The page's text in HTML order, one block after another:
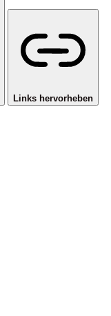
Links hervorheben